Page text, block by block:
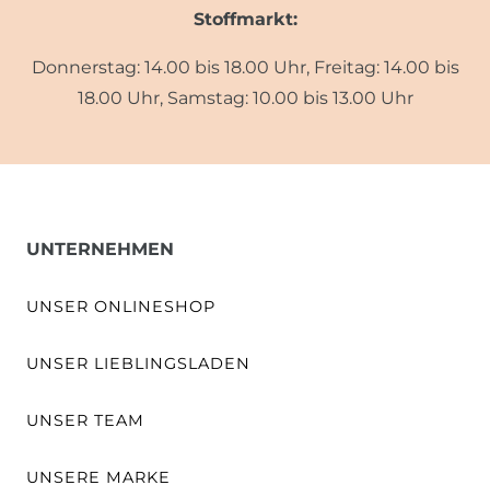
Stoffmarkt:
Donnerstag: 14.00 bis 18.00 Uhr, Freitag: 14.00 bis
18.00 Uhr, Samstag: 10.00 bis 13.00 Uhr
UNTERNEHMEN
UNSER ONLINESHOP
UNSER LIEBLINGSLADEN
UNSER TEAM
UNSERE MARKE